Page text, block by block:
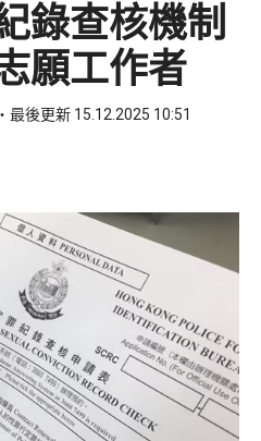
錄查核機制
願工作者
最後更新 15.12.2025 10:51